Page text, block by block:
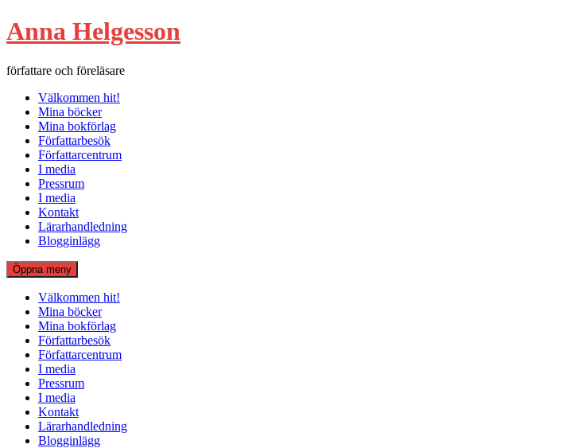
Hoppa
till
Anna Helgesson
författare och föreläsare
Välkommen hit!
Mina böcker
Mina bokförlag
Författarbesök
Författarcentrum
I media
Pressrum
I media
Kontakt
Lärarhandledning
Blogginlägg
Öppna meny
Välkommen hit!
Mina böcker
Mina bokförlag
Författarbesök
Författarcentrum
I media
Pressrum
I media
Kontakt
Lärarhandledning
Blogginlägg